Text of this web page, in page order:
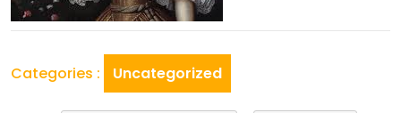
Categories : Uncategorized